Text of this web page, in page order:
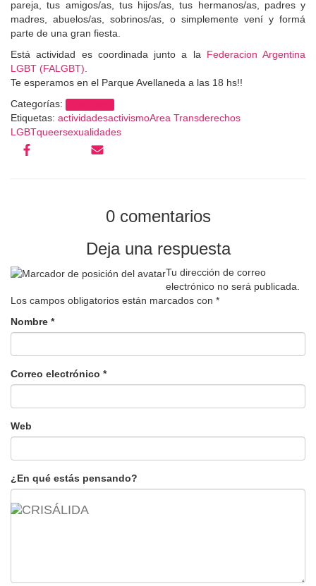
pareja, tus amigos/as, tus hijos/as, tus hermanos/as, padres y
madres, abuelos/as, sobrinos/as, o simplemente vení y formá
parte de una gran fiesta.
Está actividad es coordinada junto a la Federacion Argentina
LGBT (FALGBT).
Te esperamos en el Parque Avellaneda a las 18 hs!!
Categorías:
Etiquetas: actividadesactivismoArea Transderechos
LGBTqueersexualidades
0 comentarios
Deja una respuesta
Tu dirección de correo
electrónico no será publicada.
Los campos obligatorios están marcados con *
Nombre *
Correo electrónico *
Web
¿En qué estás pensando?